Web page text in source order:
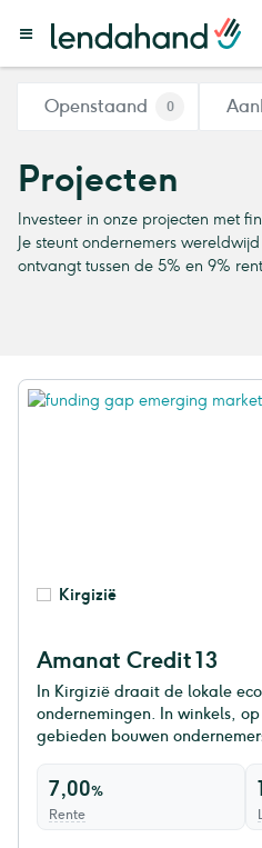
Openstaand 0
Projecten
Investeer in onze projecten met
Je steunt ondernemers
ontvangt tussen de 5% en 9%
Kirgizië
Amanat Credit 13
In Kirgizië draait de lokale
ondernemingen. In winkels,
gebieden bouwen
7,00%
Rente